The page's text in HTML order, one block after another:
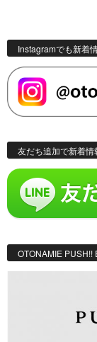
Instagramでも新着
友だち追加で新着情
OTONAMIE PUSH!!